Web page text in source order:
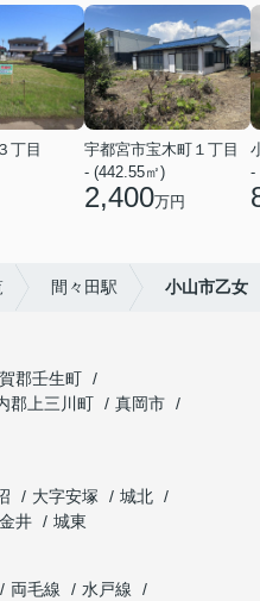
丁目
宇都宮市宝木町１丁目
- (442.55㎡)
2,400万円
-
間々田駅 小山市乙女
郡壬生町
郡上三川町
真岡市
大字安塚
城北
井
城東
両毛線
水戸線